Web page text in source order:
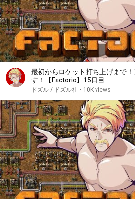
最初からロケット打ち上げまで
す！【Factorio】15日目
ドズル / ドズル社 • 10K views